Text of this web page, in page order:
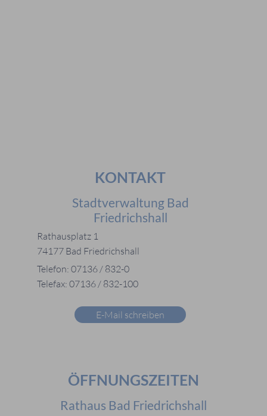
KONTAKT
Stadtverwaltung Bad
Friedrichshall
Rathausplatz 1
74177 Bad Friedrichshall
Telefon: 07136 / 832-0
Telefax: 07136 / 832-100
E-Mail schreiben
ÖFFNUNGSZEITEN
Rathaus Bad Friedrichshall